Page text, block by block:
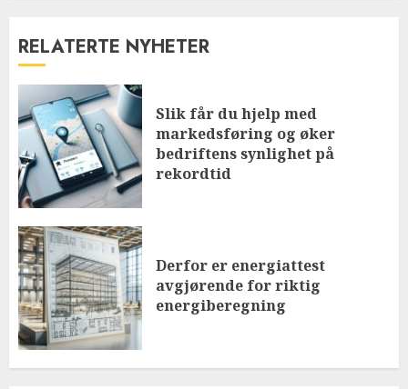
RELATERTE NYHETER
Slik får du hjelp med
markedsføring og øker
bedriftens synlighet på
rekordtid
Derfor er energiattest
avgjørende for riktig
energiberegning